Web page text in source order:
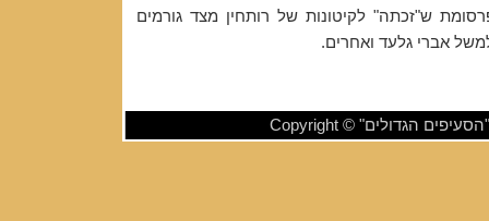
ש"זכתה" לקיטונות של רותחין מצד גורמים
אברי גלעד ואחרים.
הגדולים" © Copyright